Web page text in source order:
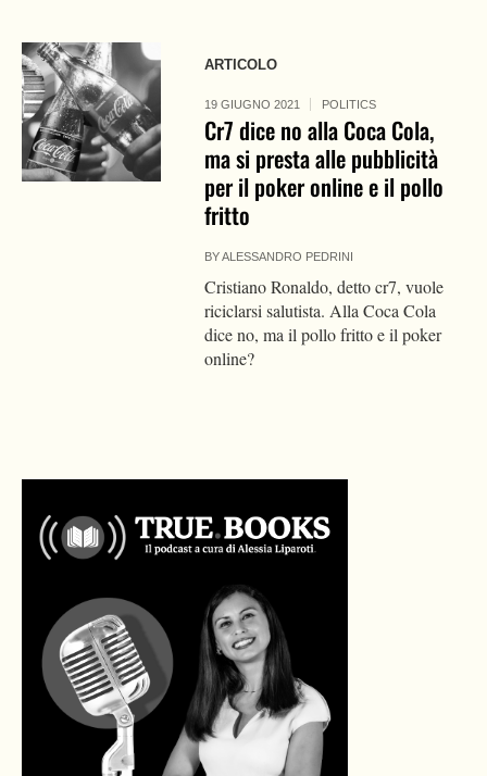
ARTICOLO
19 GIUGNO 2021 POLITICS
Cr7 dice no alla Coca Cola,
ma si presta alle pubblicità
per il poker online e il pollo
fritto
BYALESSANDRO PEDRINI
Cristiano Ronaldo, detto cr7, vuole
riciclarsi salutista. Alla Coca Cola
dice no, ma il pollo fritto e il poker
online?